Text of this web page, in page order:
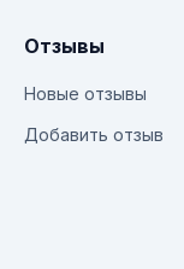
Отзывы
Новые отзывы
Добавить отзыв